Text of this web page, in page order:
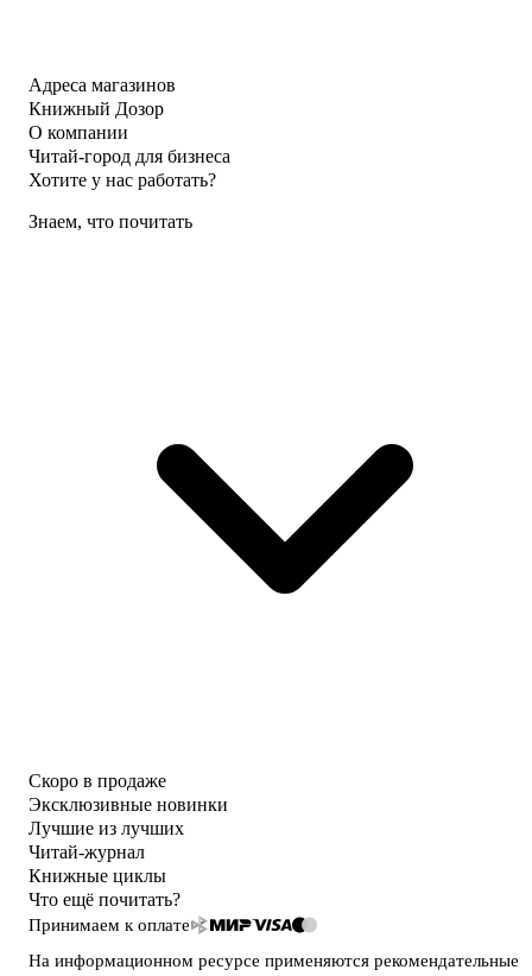
Адреса магазинов
Книжный Дозор
О компании
Читай-город для бизнеса
Хотите у нас работать?
Знаем, что почитать
Скоро в продаже
Эксклюзивные новинки
Лучшие из лучших
Читай-журнал
Книжные циклы
Что ещё почитать?
Принимаем к оплате
На информационном ресурсе применяются рекомендательные